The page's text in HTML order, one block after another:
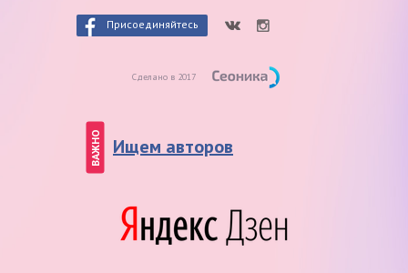
Присоединяйтесь
Сделано в 2017
ВАЖНО Ищем авторов